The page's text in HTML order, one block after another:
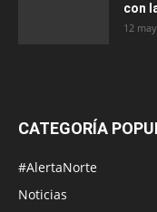
con
12
CATEGORÍA
#AlertaNorte
Noticias